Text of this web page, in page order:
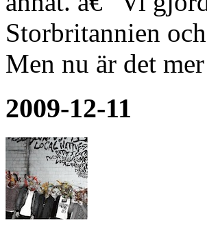
Storbritannien
Men nu är det
2009-12-11